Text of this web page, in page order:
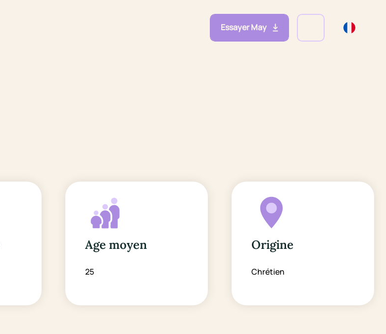
Essayer May
Age moyen
25
Origine
Chrétien